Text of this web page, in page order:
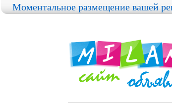
Моментальное размещение вашей